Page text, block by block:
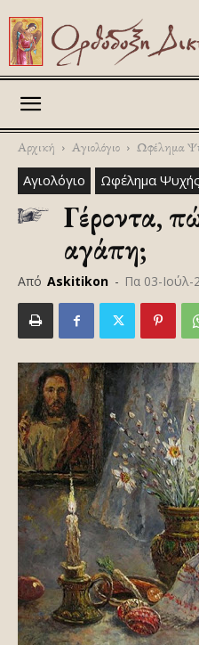
Αρχική Αγιολόγιο Ωφέλημα
Αγιολόγιο Ωφέλημα Ψυχής
Γέροντα,
αγάπη;
Από Askitikon - Πα 03-Ιούλ-